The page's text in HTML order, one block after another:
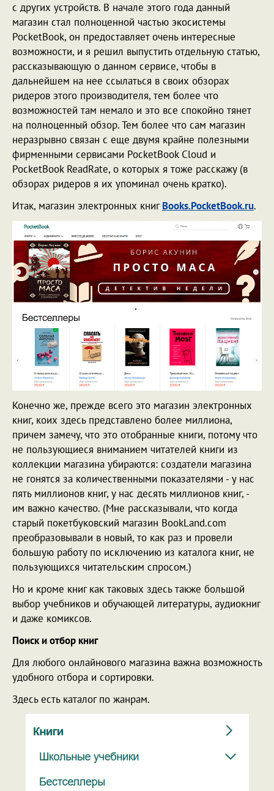
с других устройств. В начале этого года данный
магазин стал полноценной частью экосистемы
PocketBook, он предоставляет очень интересные
возможности, и я решил выпустить отдельную статью,
рассказывающую о данном сервисе, чтобы в
дальнейшем на нее ссылаться в своих обзорах
ридеров этого производителя, тем более что
возможностей там немало и это все спокойно тянет
на полноценный обзор. Тем более что сам магазин
неразрывно связан с еще двумя крайне полезными
фирменными сервисами PocketBook Cloud и
PocketBook ReadRate, о которых я тоже расскажу (в
обзорах ридеров я их упоминал очень кратко).
Итак, магазин электронных книгBooks.PocketBook.ru.
Конечно же, прежде всего это магазин электронных
книг, коих здесь представлено более миллиона,
причем замечу, что это отобранные книги, потому что
не пользующиеся вниманием читателей книги из
коллекции магазина убираются: создатели магазина
не гонятся за количественными показателями - у нас
пять миллионов книг, у нас десять миллионов книг, -
им важно качество. (Мне рассказывали, что когда
старый покетбуковский магазин BookLand.com
преобразовывали в новый, то как раз и провели
большую работу по исключению из каталога книг, не
пользующихся читательским спросом.)
Но и кроме книг как таковых здесь также большой
выбор учебников и обучающей литературы, аудиокниг
и даже комиксов.
Поиск и отбор книг
Для любого онлайнового магазина важна возможность
удобного отбора и сортировки.
Здесь есть каталог по жанрам.